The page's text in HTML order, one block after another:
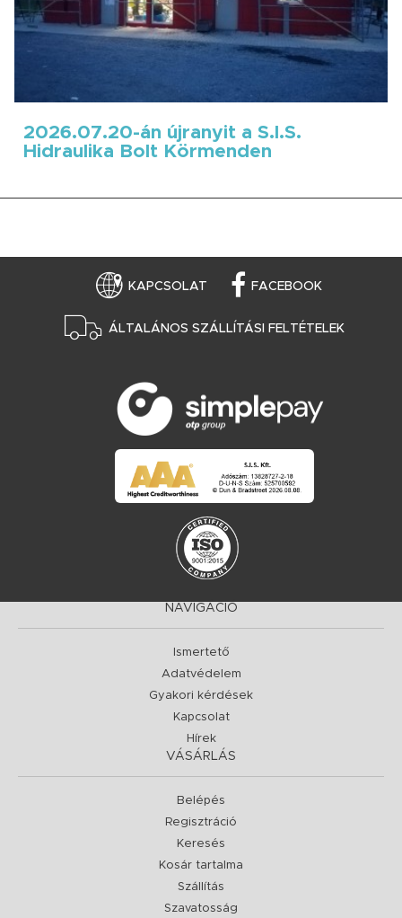
2026.07.20-án újranyit a S.I.S.
Hidraulika Bolt Körmenden
KAPCSOLAT FACEBOOK
ÁLTALÁNOS SZÁLLÍTÁSI FELTÉTELEK
NAVIGÁCIÓ
Ismertető
Adatvédelem
Gyakori kérdések
Kapcsolat
Hírek
VÁSÁRLÁS
Belépés
Regisztráció
Keresés
Kosár tartalma
Szállítás
Szavatosság